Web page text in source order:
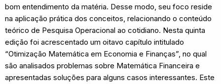
bom entendimento da matéria. Desse modo, seu foco reside
na aplicação prática dos conceitos, relacionando o conteúdo
teórico de Pesquisa Operacional ao cotidiano. Nesta quinta
edição foi acrescentado um oitavo capítulo intitulado
“Otimização Matemática em Economia e Finanças”, no qual
são analisados problemas sobre Matemática Financeira e
apresentadas soluções para alguns casos interessantes. Este